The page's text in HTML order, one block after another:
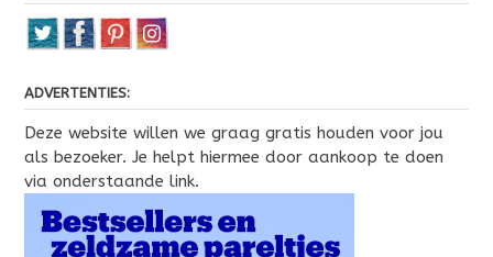
ADVERTENTIES:
Deze website willen we graag gratis houden voor jou
als bezoeker. Je helpt hiermee door aankoop te doen
via onderstaande link.